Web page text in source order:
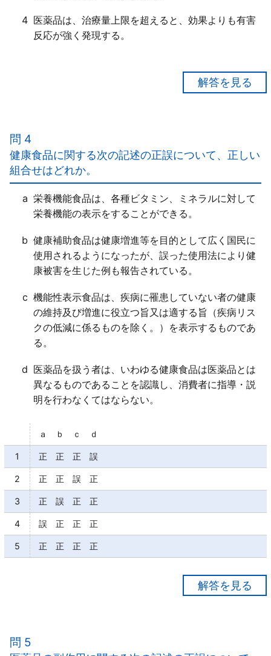
4 医薬品は、治療量上限を超えると、効果よりも有害
反応が強く発現する。
和ではなく、「積」である。
２○
３○
４○
問 4
健康食品に関する次の記述の正誤について、正しい
組合せはどれか。
a 栄養機能食品は、各種ビタミン、ミネラルに対して
栄養機能の表示をすることができる。
b 健康補助食品は健康増進等を目的として広く国民に
使用されるようになったが、誤った使用法により健
康被害を生じた例も報告されている。
c 機能性表示食品は、疾病に罹患していない者の健康
の維持及び増進に役立つ旨又は適する旨（疾病リス
クの低減に係るものを除く。）を表示するものであ
る。
d 医薬品を扱う者は、いわゆる健康食品は医薬品とは
異なるものであることを認識し、消費者に指導・説
明を行わなくてはならない。
ａ ｂ ｃ ｄ
1 正 正 正 誤
2 正 正 誤 正
3 正 誤 正 正
4 誤 正 正 正
5 正 正 正 正
ｂ○
ｃ○
問 5